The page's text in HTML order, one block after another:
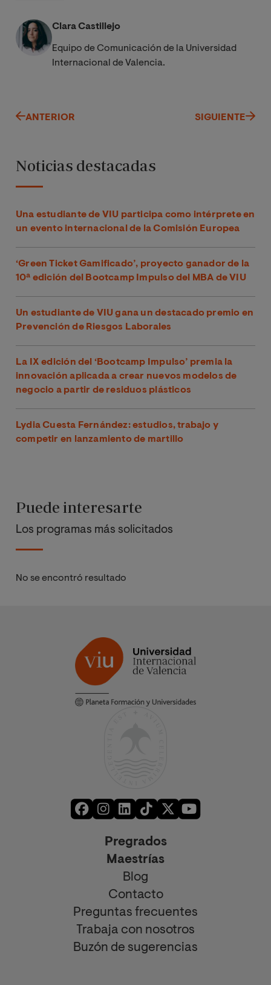
Clara Castillejo
Equipo de Comunicación de la Universidad
Internacional de Valencia.
ANTERIOR SIGUIENTE
Noticias destacadas
Una estudiante de VIU participa como intérprete en
un evento internacional de la Comisión Europea
‘Green Ticket Gamificado’, proyecto ganador de la
10ª edición del Bootcamp Impulso del MBA de VIU
Un estudiante de VIU gana un destacado premio en
Prevención de Riesgos Laborales
La IX edición del ‘Bootcamp Impulso’ premia la
innovación aplicada a crear nuevos modelos de
negocio a partir de residuos plásticos
Lydia Cuesta Fernández: estudios, trabajo y
competir en lanzamiento de martillo
Puede interesarte
Los programas más solicitados
No se encontró resultado
Pregrados
Maestrías
Blog
Contacto
Preguntas frecuentes
Trabaja con nosotros
Buzón de sugerencias